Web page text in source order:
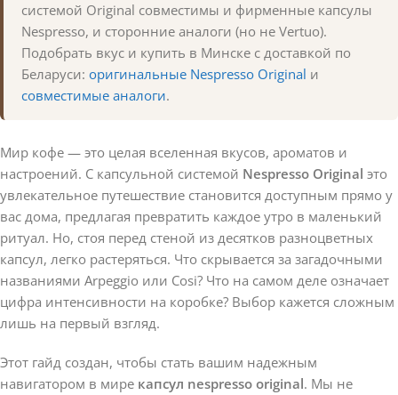
системой Original совместимы и фирменные капсулы
Nespresso, и сторонние аналоги (но не Vertuo).
Подобрать вкус и купить в Минске с доставкой по
Беларуси: оригинальные Nespresso Original и
совместимые аналоги.
Мир кофе — это целая вселенная вкусов, ароматов и
настроений. С капсульной системой Nespresso Original это
увлекательное путешествие становится доступным прямо у
вас дома, предлагая превратить каждое утро в маленький
ритуал. Но, стоя перед стеной из десятков разноцветных
капсул, легко растеряться. Что скрывается за загадочными
названиями Arpeggio или Cosi? Что на самом деле означает
цифра интенсивности на коробке? Выбор кажется сложным
лишь на первый взгляд.
Этот гайд создан, чтобы стать вашим надежным
навигатором в мире капсул nespresso original. Мы не